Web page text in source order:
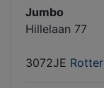
Jumbo
Hillelaan 77
3072JE